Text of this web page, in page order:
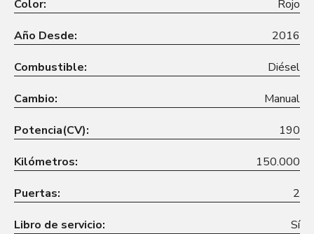
Color: Rojo
Año Desde: 2016
Combustible: Diésel
Cambio: Manual
Potencia(CV): 190
Kilómetros: 150.000
Puertas: 2
Libro de servicio: Sí